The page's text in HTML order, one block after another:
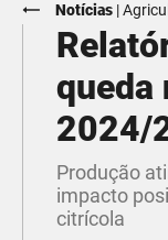
Notícias |
queda
2024/
Produção
impacto
citrícola